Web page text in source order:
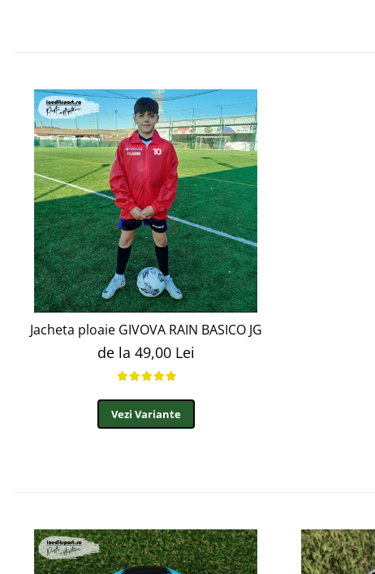
Jacheta ploaie GIVOVA RAIN BASICO JG
de la 49,00 Lei
Vezi Variante